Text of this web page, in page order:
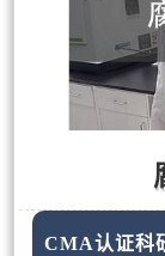
CMA认证科